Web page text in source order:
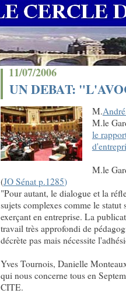
11/07/2006
UN DEBAT:
M.
M.le
le
M.le
(JO Sénat p.1285)
"Pour autant, le dialogue et la
sujets complexes comme le statut
exerçant en entreprise. La
travail très approfondi de
décrète pas mais nécessite
Yves Tournois, Danielle
qui nous concerne tous en
CITE.